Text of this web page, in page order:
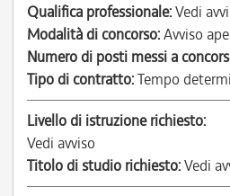
Qualifica professionale:Vedi
Modalità di concorso:Avviso
Numero di posti messi a
Tipo di contratto:Tempo
Livello di istruzione richiesto:
Vedi avviso
Titolo di studio richiesto:Vedi